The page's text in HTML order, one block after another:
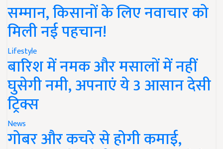
सम्मान, किसानों के लिए नवाचार को
मिली नई पहचान!
Lifestyle
बारिश में नमक और मसालों में नहीं
घुसेगी नमी, अपनाएं ये 3 आसान देसी
ट्रिक्स
News
गोबर और कचरे से होगी कमाई,